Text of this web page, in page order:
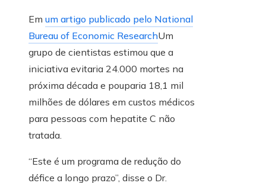
Em um artigo publicado pelo National
Bureau of Economic ResearchUm
grupo de cientistas estimou que a
iniciativa evitaria 24.000 mortes na
próxima década e pouparia 18,1 mil
milhões de dólares em custos médicos
para pessoas com hepatite C não
tratada.
“Este é um programa de redução do
défice a longo prazo”, disse o Dr.